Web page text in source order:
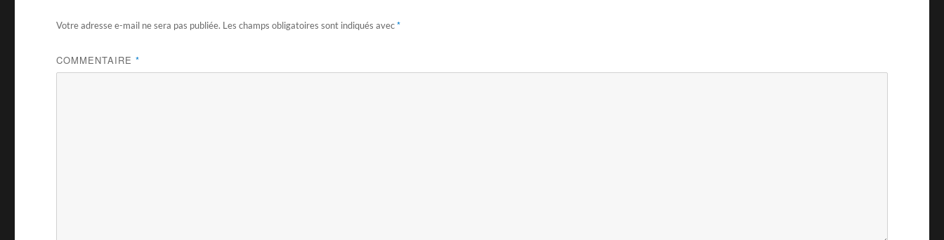
Votre adresse e-mail ne sera pas publiée. Les champs obligatoires sont indiqués avec*
COMMENTAIRE*